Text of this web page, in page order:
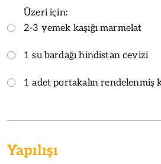
Üzeri için:
2-3 yemek kaşığı marmelat
1 su bardağı hindistan cevizi
1 adet portakalın rendelenmiş
Yapılışı